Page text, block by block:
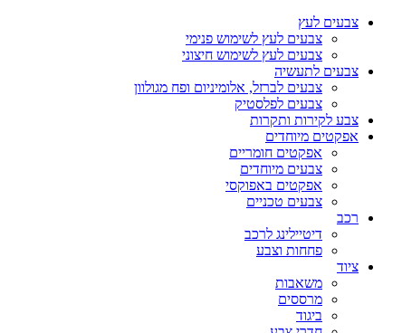
צבעים לעץ
צבעים לעץ לשימוש פנימי
צבעים לעץ לשימוש חיצוני
צבעים לתעשיה
צבעים לברזל, אלומיניום ופח מגולוון
צבעים לפלסטיק
צבע לקירות ותקרות
אפקטים מיוחדים
אפקטים חומריים
צבעים מיוחדים
אפקטים באפוקסי
צבעים טכניים
רכב
דיטיילינג לרכב
פחחות וצבע
ציוד
משאבות
מרססים
ביגוד